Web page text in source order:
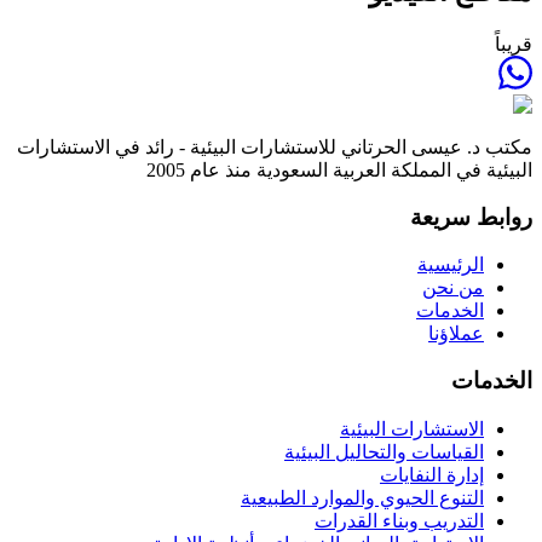
قريباً
مكتب د. عيسى الحرتاني للاستشارات البيئية - رائد في الاستشارات
البيئية في المملكة العربية السعودية منذ عام 2005
روابط سريعة
الرئيسية
من نحن
الخدمات
عملاؤنا
الخدمات
الاستشارات البيئية
القياسات والتحاليل البيئية
إدارة النفايات
التنوع الحيوي والموارد الطبيعية
التدريب وبناء القدرات